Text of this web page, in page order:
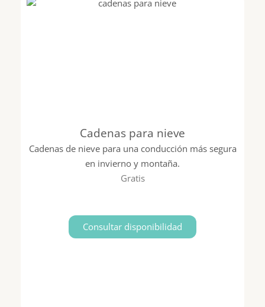
Cadenas para nieve
Cadenas de nieve para una conducción más segura
en invierno y montaña.
Gratis
Consultar disponibilidad